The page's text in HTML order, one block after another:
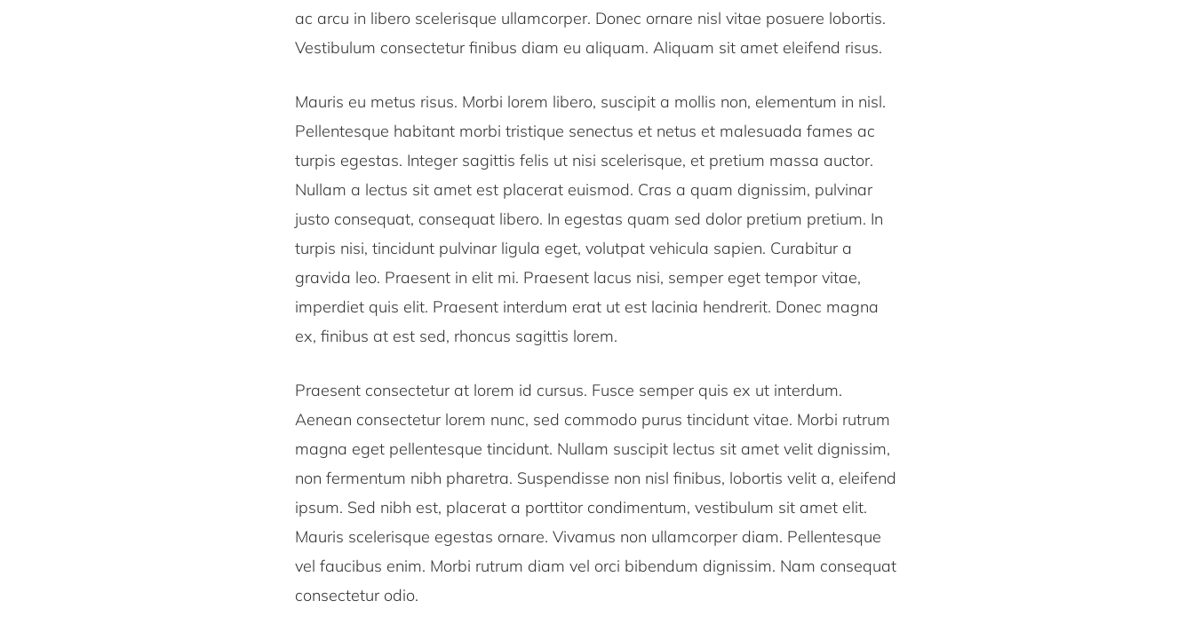
ac arcu in libero scelerisque ullamcorper. Donec ornare nisl vitae posuere lobortis.
Vestibulum consectetur finibus diam eu aliquam. Aliquam sit amet eleifend risus.
Mauris eu metus risus. Morbi lorem libero, suscipit a mollis non, elementum in nisl.
Pellentesque habitant morbi tristique senectus et netus et malesuada fames ac
turpis egestas. Integer sagittis felis ut nisi scelerisque, et pretium massa auctor.
Nullam a lectus sit amet est placerat euismod. Cras a quam dignissim, pulvinar
justo consequat, consequat libero. In egestas quam sed dolor pretium pretium. In
turpis nisi, tincidunt pulvinar ligula eget, volutpat vehicula sapien. Curabitur a
gravida leo. Praesent in elit mi. Praesent lacus nisi, semper eget tempor vitae,
imperdiet quis elit. Praesent interdum erat ut est lacinia hendrerit. Donec magna
ex, finibus at est sed, rhoncus sagittis lorem.
Praesent consectetur at lorem id cursus. Fusce semper quis ex ut interdum.
Aenean consectetur lorem nunc, sed commodo purus tincidunt vitae. Morbi rutrum
magna eget pellentesque tincidunt. Nullam suscipit lectus sit amet velit dignissim,
non fermentum nibh pharetra. Suspendisse non nisl finibus, lobortis velit a, eleifend
ipsum. Sed nibh est, placerat a porttitor condimentum, vestibulum sit amet elit.
Mauris scelerisque egestas ornare. Vivamus non ullamcorper diam. Pellentesque
vel faucibus enim. Morbi rutrum diam vel orci bibendum dignissim. Nam consequat
consectetur odio.